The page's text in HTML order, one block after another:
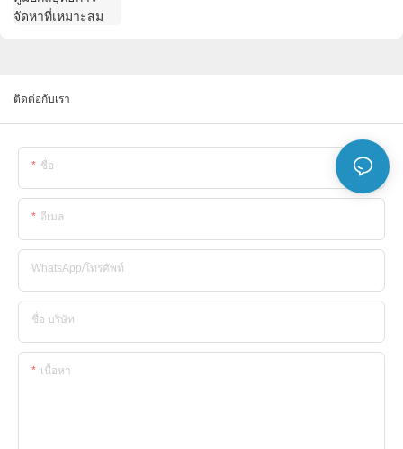
ติดต่อกับเรา
ชื่อ
อีเมล
WhatsApp/โทรศัพท์
ชื่อ บริษัท
เนื้อหา